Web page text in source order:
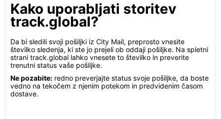
Kako uporabljati storitev
track.global?
Da bi sledili svoji pošiljki iz City Mail, preprosto vnesite
številko sledenja, ki ste jo prejeli ob oddaji pošiljke. Na spletni
strani track.global lahko vnesete to številko in preverite
trenutni status vaše pošiljke.
Ne pozabite: redno preverjajte status svoje pošiljke, da boste
vedno na tekočem z njenim potekom in predvidenim časom
dostave.